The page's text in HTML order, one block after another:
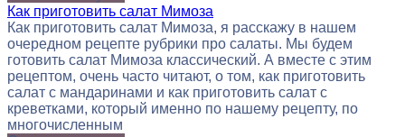
Как приготовить салат Мимоза
Как приготовить салат Мимоза, я расскажу в нашем
очередном рецепте рубрики про салаты. Мы будем
готовить салат Мимоза классический. А вместе с этим
рецептом, очень часто читают, о том, как приготовить
салат с мандаринами и как приготовить салат с
креветками, который именно по нашему рецепту, по
многочисленным